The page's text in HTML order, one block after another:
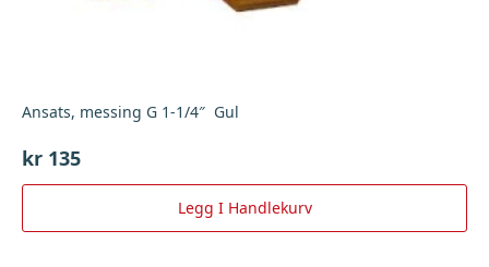
Ansats, messing G 1-1/4″ Gul
kr 135
Legg I Handlekurv